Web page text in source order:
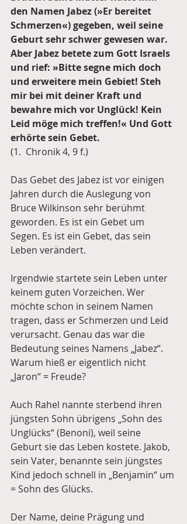
den Namen Jabez (»Er bereitet
Schmerzen«) gegeben, weil seine
Geburt sehr schwer gewesen war.
Aber Jabez betete zum Gott Israels
und rief: »Bitte segne mich doch
und erweitere mein Gebiet! Steh
mir bei mit deiner Kraft und
bewahre mich vor Unglück! Kein
Leid möge mich treffen!« Und Gott
erhörte sein Gebet.
(1.  Chronik 4, 9 f.)
Das Gebet des Jabez ist vor einigen
Jahren durch die Auslegung von
Bruce Wilkinson sehr berühmt
geworden. Es ist ein Gebet um
Segen. Es ist ein Gebet, das sein
Leben verändert.
Irgendwie startete sein Leben unter
keinem guten Vorzeichen. Wer
möchte schon in seinem Namen
tragen, dass er Schmerzen und Leid
verursacht. Genau das war die
Bedeutung seines Namens „Jabez“.
Warum hieß er eigentlich nicht
„Jaron“ = Freude?
Auch Rahel nannte sterbend ihren
jüngsten Sohn übrigens „Sohn des
Unglücks“ (Benoni), weil seine
Geburt sie das Leben kostete. Jakob,
sein Vater, benannte sein jüngstes
Kind jedoch schnell in „Benjamin“ um
= Sohn des Glücks.
Der Name, deine Prägung und